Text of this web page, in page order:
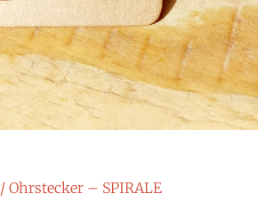
/ Ohrstecker – SPIRALE